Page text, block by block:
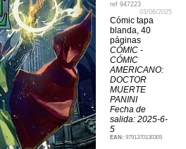
ref 947223
03/06/2025
Cómic tapa
blanda, 40
páginas
CÓMIC -
CÓMIC
AMERICANO:
DOCTOR
MUERTE
PANINI
Fecha de
salida: 2025-6-
5
EAN: 9791370130305